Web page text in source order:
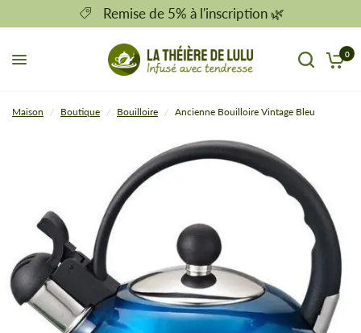
Remise de 5% à l'inscription 🌿
0
Maison / Boutique / Bouilloire / Ancienne Bouilloire Vintage Bleu